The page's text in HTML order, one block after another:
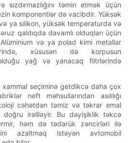
sızdırmazlığını təmin etmək üçün
komponentlər də vacibdir. Yüksək
ya silikon, yüksək temperaturda və
qaldıqda davamlı olduqları üçün
və ya polad kimi metallar
xüsusən də korpusun
yağ və yanacaq filtrlərində
seçiminə getdikcə daha çox
neft məhsullarından asılılığı
cəhətdən təmiz və təkrar emal
doğru irəliləyir. Bu dəyişiklik təkcə
həm də tədarük zəncirləri ilə
azaltmaq istəyən avtomobil